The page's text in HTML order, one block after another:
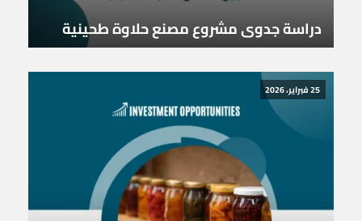
دراسة جدوى مشروع مصنع حلاوة طحينية
25 فبراير، 2026